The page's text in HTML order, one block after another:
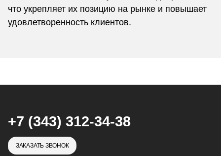
что укрепляет их позицию на рынке и повышает
удовлетворенность клиентов.
+7 (343) 312-34-38
ЗАКАЗАТЬ ЗВОНОК